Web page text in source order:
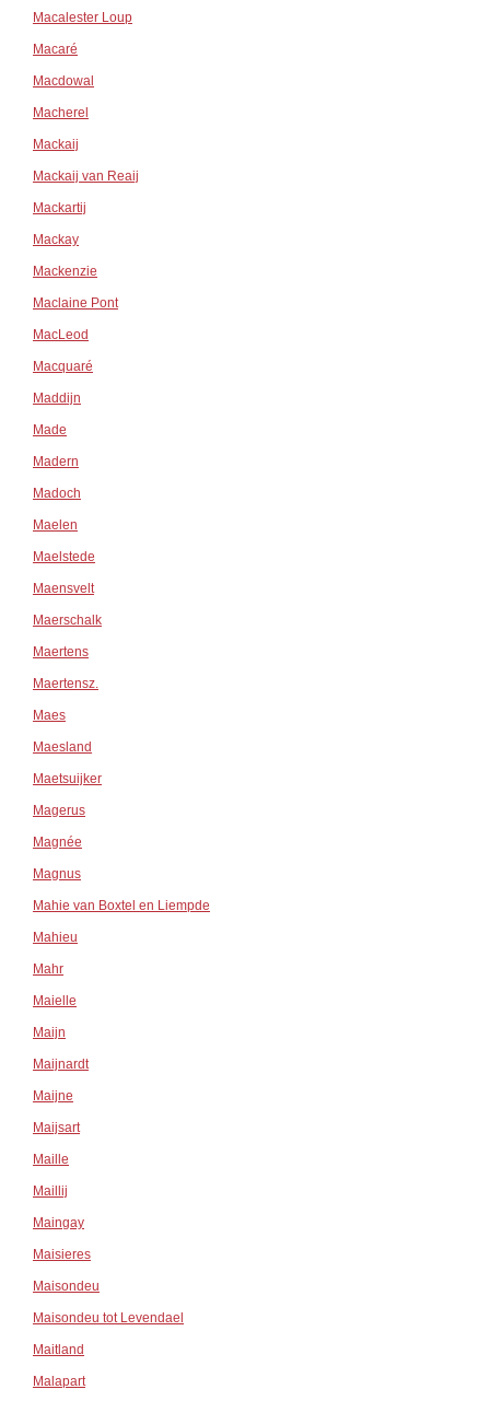
Macalester Loup
Macaré
Macdowal
Macherel
Mackaij
Mackaij van Reaij
Mackartij
Mackay
Mackenzie
Maclaine Pont
MacLeod
Macquaré
Maddijn
Made
Madern
Madoch
Maelen
Maelstede
Maensvelt
Maerschalk
Maertens
Maertensz.
Maes
Maesland
Maetsuijker
Magerus
Magnée
Magnus
Mahie van Boxtel en Liempde
Mahieu
Mahr
Maielle
Maijn
Maijnardt
Maijne
Maijsart
Maille
Maillij
Maingay
Maisieres
Maisondeu
Maisondeu tot Levendael
Maitland
Malapart